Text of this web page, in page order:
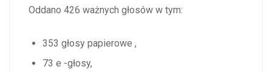
Oddano 426 ważnych głosów w tym:
353 głosy papierowe ,
73 e -głosy,